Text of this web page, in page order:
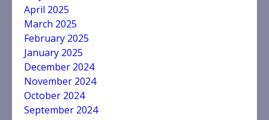
April 2025
March 2025
February 2025
January 2025
December 2024
November 2024
October 2024
September 2024